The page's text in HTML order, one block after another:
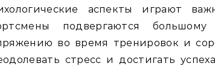
аспекты играют
подвергаются
во время тренировок и
стресс и достигать